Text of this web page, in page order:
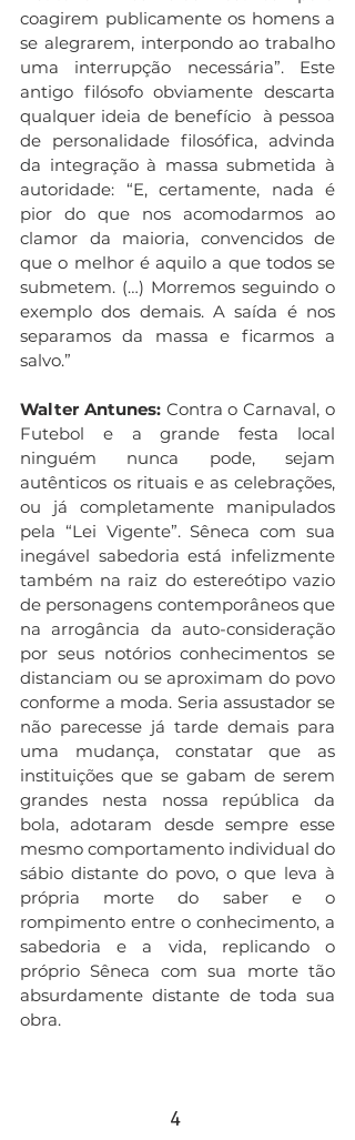
coagirem publicamente os homens a
se alegrarem, interpondo ao trabalho
uma interrupção necessária”. Este
antigo filósofo obviamente descarta
qualquer ideia de benefício  à pessoa
de personalidade filosófica, advinda
da integração à massa submetida à
autoridade: “E, certamente, nada é
pior do que nos acomodarmos ao
clamor da maioria, convencidos de
que o melhor é aquilo a que todos se
submetem. (…) Morremos seguindo o
exemplo dos demais. A saída é nos
separamos da massa e ficarmos a
salvo.”
Walter Antunes: Contra o Carnaval, o
Futebol e a grande festa local
ninguém nunca pode, sejam
autênticos os rituais e as celebrações,
ou já completamente manipulados
pela “Lei Vigente”. Sêneca com sua
inegável sabedoria está infelizmente
também na raiz do estereótipo vazio
de personagens contemporâneos que
na arrogância da auto-consideração
por seus notórios conhecimentos se
distanciam ou se aproximam do povo
conforme a moda. Seria assustador se
não parecesse já tarde demais para
uma mudança, constatar que as
instituições que se gabam de serem
grandes nesta nossa república da
bola, adotaram desde sempre esse
mesmo comportamento individual do
sábio distante do povo, o que leva à
própria morte do saber e o
rompimento entre o conhecimento, a
sabedoria e a vida, replicando o
próprio Sêneca com sua morte tão
absurdamente distante de toda sua
obra.
4